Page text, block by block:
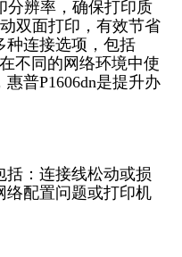
分辨率，确保打印质
双面打印，有效节省
种连接选项，包括
不同的网络环境中使
普P1606dn是提升办
括：连接线松动或损
络配置问题或打印机